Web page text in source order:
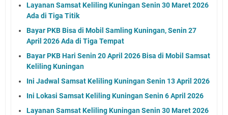
Layanan Samsat Keliling Kuningan Senin 30 Maret 2026
Ada di Tiga Titik
Bayar PKB Bisa di Mobil Samling Kuningan, Senin 27
April 2026 Ada di Tiga Tempat
Bayar PKB Hari Senin 20 April 2026 Bisa di Mobil Samsat
Keliling Kuningan
Ini Jadwal Samsat Keliling Kuningan Senin 13 April 2026
Ini Lokasi Samsat Keliling Kuningan Senin 6 April 2026
Layanan Samsat Keliling Kuningan Senin 30 Maret 2026